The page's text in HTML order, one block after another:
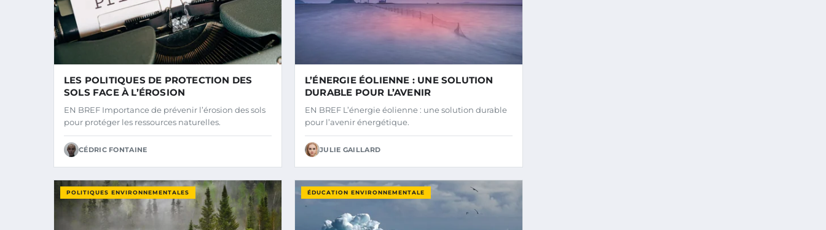
LES POLITIQUES DE PROTECTION DES
SOLS FACE À L’ÉROSION
EN BREF Importance de prévenir l’érosion des sols
pour protéger les ressources naturelles.
CÉDRIC FONTAINE
L’ÉNERGIE ÉOLIENNE : UNE SOLUTION
DURABLE POUR L’AVENIR
EN BREF L’énergie éolienne : une solution durable
pour l’avenir énergétique.
JULIE GAILLARD
POLITIQUES ENVIRONNEMENTALES ÉDUCATION ENVIRONNEMENTALE